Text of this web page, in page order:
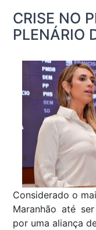
CRISE NO
PLENÁRIO
Considerado o
Maranhão até
por uma aliança